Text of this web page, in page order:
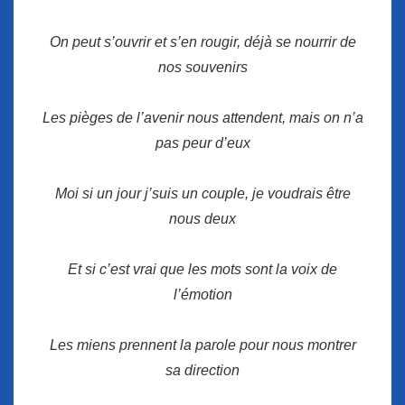
On peut s’ouvrir et s’en rougir, déjà se nourrir de
nos souvenirs
Les pièges de l’avenir nous attendent, mais on n’a
pas peur d’eux
Moi si un jour j’suis un couple, je voudrais être
nous deux
Et si c’est vrai que les mots sont la voix de
l’émotion
Les miens prennent la parole pour nous montrer
sa direction